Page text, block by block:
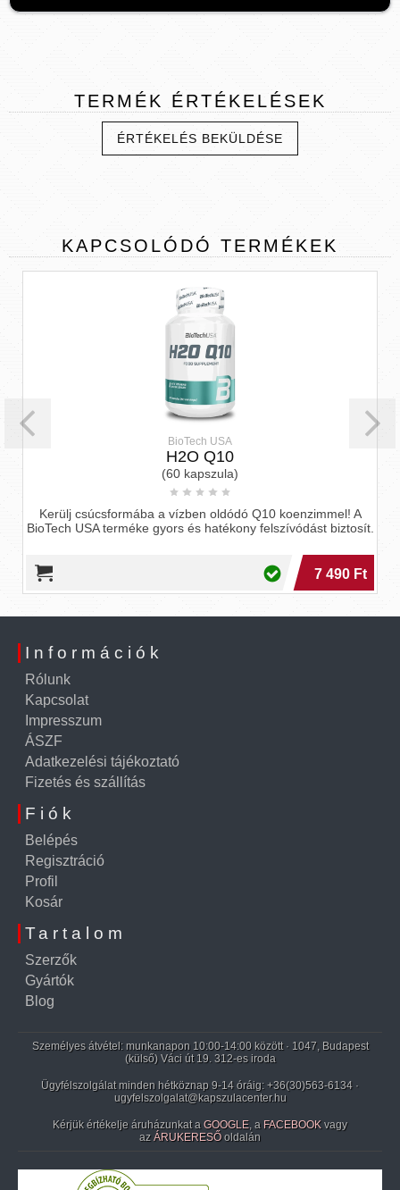
TERMÉK ÉRTÉKELÉSEK
ÉRTÉKELÉS BEKÜLDÉSE
KAPCSOLÓDÓ TERMÉKEK
BioTech USA
H2O Q10
(60 kapszula)
Kerülj csúcsformába a vízben oldódó Q10 koenzimmel! A
BioTech USA terméke gyors és hatékony felszívódást biztosít.
7 490 Ft
Információk
Rólunk
Kapcsolat
Impresszum
ÁSZF
Adatkezelési tájékoztató
Fizetés és szállítás
Fiók
Belépés
Regisztráció
Profil
Kosár
Tartalom
Szerzők
Gyártók
Blog
Személyes átvétel: munkanapon 10:00-14:00 között · 1047, Budapest
(külső) Váci út 19. 312-es iroda
Ügyfélszolgálat minden hétköznap 9-14 óráig: +36(30)563-6134 ·
ugyfelszolgalat@kapszulacenter.hu
Kérjük értékelje áruházunkat a GOOGLE, a FACEBOOK vagy
az ÁRUKERESŐ oldalán